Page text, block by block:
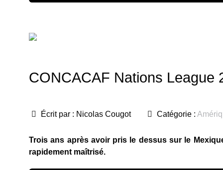
CONCACAF Nations League
Écrit par : Nicolas Cougot Catégorie :
Trois ans après avoir pris le dessus sur le
rapidement maîtrisé.